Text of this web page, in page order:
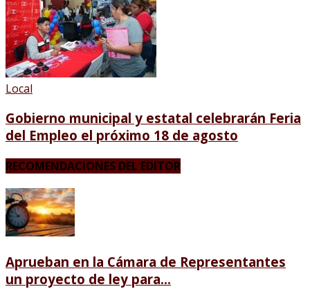
Local
Gobierno municipal y estatal celebrarán Feria
del Empleo el próximo 18 de agosto
RECOMENDACIONES DEL EDITOR
Aprueban en la Cámara de Representantes
un proyecto de ley para...